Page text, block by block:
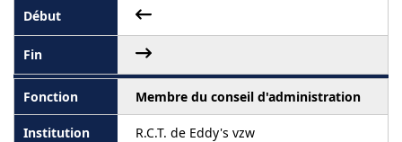
Membre du conseil d'administration
R.C.T. de Eddy's vzw